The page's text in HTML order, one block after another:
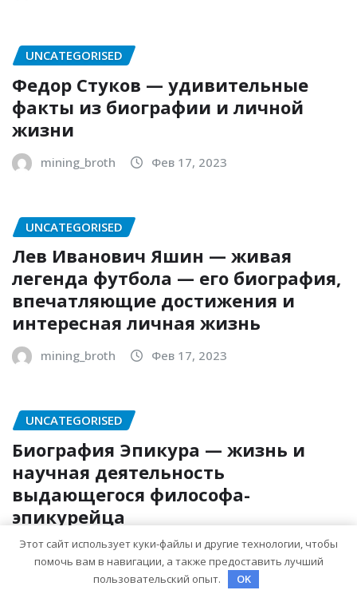
UNCATEGORISED
Федор Стуков — удивительные
факты из биографии и личной
жизни
mining_broth Фев 17, 2023
UNCATEGORISED
Лев Иванович Яшин — живая
легенда футбола — его биография,
впечатляющие достижения и
интересная личная жизнь
mining_broth Фев 17, 2023
UNCATEGORISED
Биография Эпикура — жизнь и
научная деятельность
выдающегося философа-
эпикурейца
mining_broth Фев 17, 2023
Этот сайт использует куки-файлы и другие технологии, чтобы
помочь вам в навигации, а также предоставить лучший
пользовательский опыт.
OK